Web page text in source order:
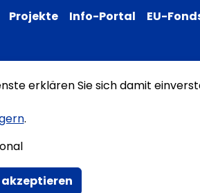
Projekte Info-Portal EU-
Erklärung zur Barrierefreiheit
erklären Sie sich damit
.
akzeptieren